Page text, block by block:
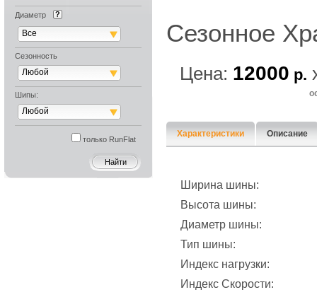
Диаметр
Все
Сезонность
Любой
Шипы:
Любой
только RunFlat
Сезонное
Цена: 12000 р.
Характеристики Описание
Ширина шины:
Высота шины:
Диаметр шины:
Тип шины:
Индекс нагрузки:
Индекс Скорости: